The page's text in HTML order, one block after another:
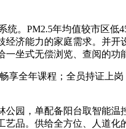
。PM2.5年均值较市区低
济能力的家庭需求。并
一坐式无偿浏览、查阅的功
全年课程；全员持证上岗
，单配备阳台取智能温
艺品。供给全方位、人道化